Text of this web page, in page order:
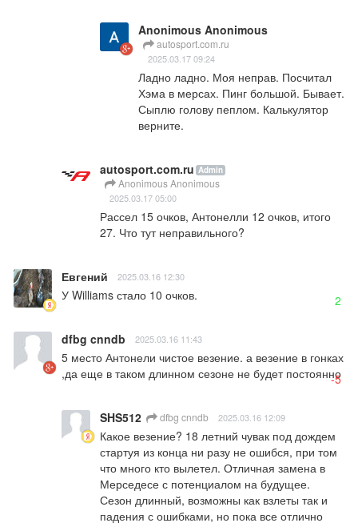
Anonimous Anonimous
autosport.com.ru
2025.03.17 09:24
Ладно ладно. Моя неправ. Посчитал
Хэма в мерсах. Пинг большой. Бывает.
Сыплю голову пеплом. Калькулятор
верните.
autosport.com.ru Admin
Anonimous Anonimous
2025.03.17 05:00
Рассел 15 очков, Антонелли 12 очков, итого
27. Что тут неправильного?
Евгений 2025.03.16 12:30
У Williams стало 10 очков. 2
dfbg cnndb 2025.03.16 11:43
5 место Антонели чистое везение. а везение в гонках
,да еще в таком длинном сезоне не будет постоянно
-5
SHS512 dfbg cnndb 2025.03.16 12:09
Какое везение? 18 летний чувак под дождем
стартуя из конца ни разу не ошибся, при том
что много кто вылетел. Отличная замена в
Мерседесе с потенциалом на будущее.
Сезон длинный, возможны как взлеты так и
падения с ошибками, но пока все отлично